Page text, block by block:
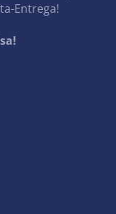
Entrega!